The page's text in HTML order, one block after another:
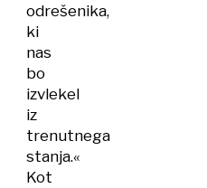
odrešenika,
ki
nas
bo
izvlekel
iz
trenutnega
stanja.«
Kot